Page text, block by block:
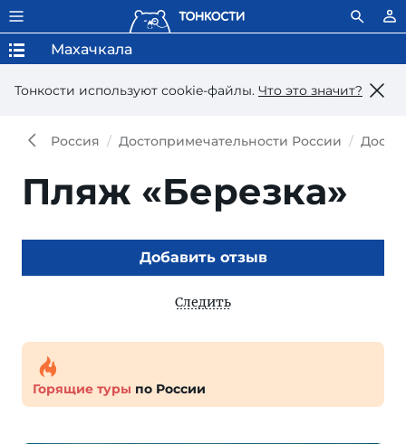
Тонкости используют сookie-файлы. Что это значит?
Махачкала
Россия Достопримечательности России
Пляж «Березка»
Добавить отзыв
Следить
Горящие туры по России